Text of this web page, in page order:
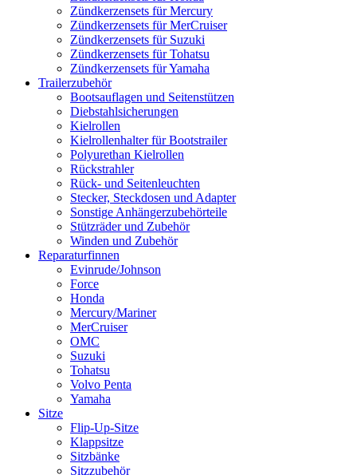
Zündkerzensets für Mercury
Zündkerzensets für MerCruiser
Zündkerzensets für Suzuki
Zündkerzensets für Tohatsu
Zündkerzensets für Yamaha
Trailerzubehör
Bootsauflagen und Seitenstützen
Diebstahlsicherungen
Kielrollen
Kielrollenhalter für Bootstrailer
Polyurethan Kielrollen
Rückstrahler
Rück- und Seitenleuchten
Stecker, Steckdosen und Adapter
Sonstige Anhängerzubehörteile
Stützräder und Zubehör
Winden und Zubehör
Reparaturfinnen
Evinrude/Johnson
Force
Honda
Mercury/Mariner
MerCruiser
OMC
Suzuki
Tohatsu
Volvo Penta
Yamaha
Sitze
Flip-Up-Sitze
Klappsitze
Sitzbänke
Sitzzubehör